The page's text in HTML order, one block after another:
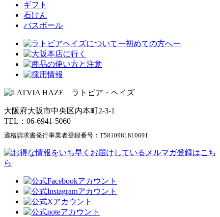
ギフト
石けん
バスボール
大阪府大阪市中央区内本町2-3-1
TEL：06-6941-5060
適格請求書発行事業者登録番号： T5810981810691